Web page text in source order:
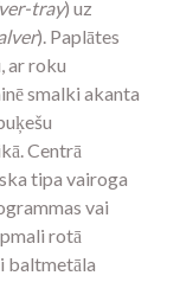
tray) uz
). Paplātes
ar roku
smalki akanta
Centrā
tipa vairoga
vai
rotā
baltmetāla